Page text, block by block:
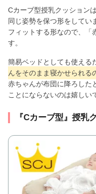
Cカーブ型授乳クッション
同じ姿勢を保つ形をしてい
フィットする形なので、「
す。
簡易ベッドとしても使える
んをそのまま寝かせられる
赤ちゃんが布団に降ろした
ことにならないのは嬉しい
『Cカーブ型』授乳